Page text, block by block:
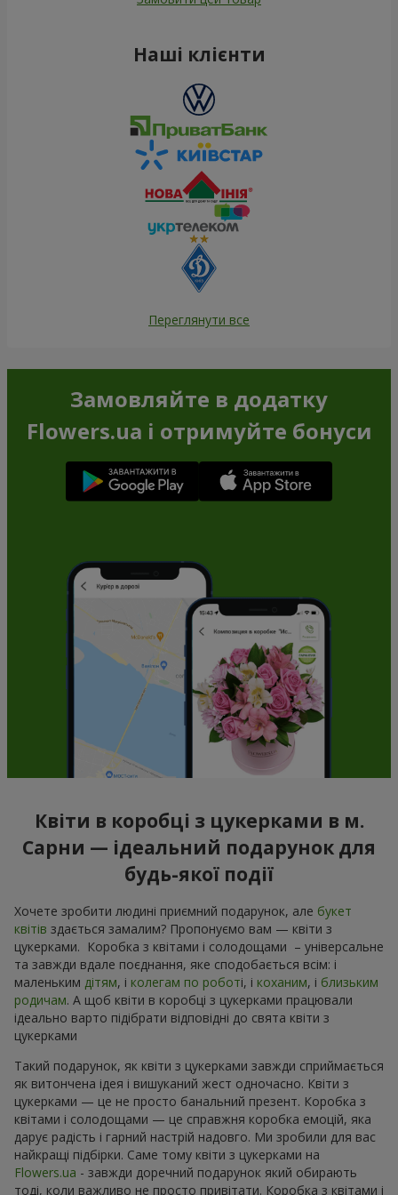
Наші клієнти
Переглянути все
Замовляйте в додатку
Flowers.ua і отримуйте бонуси
Квіти в коробці з цукерками в м.
Сарни — ідеальний подарунок для
будь-якої події
Хочете зробити людині приємний подарунок, але букет
квітів здається замалим? Пропонуємо вам — квіти з
цукерками. Коробка з квітами і солодощами – універсальне
та завжди вдале поєднання, яке сподобається всім: і
маленьким дітям, і колегам по роботі, і коханим, і близьким
родичам. А щоб квіти в коробці з цукерками працювали
ідеально варто підібрати відповідні до свята квіти з
цукерками
Такий подарунок, як квіти з цукерками завжди сприймається
як витончена ідея і вишуканий жест одночасно. Квіти з
цукерками — це не просто банальний презент. Коробка з
квітами і солодощами — це справжня коробка емоцій, яка
дарує радість і гарний настрій надовго. Ми зробили для вас
найкращі підбірки. Саме тому квіти з цукерками на
Flowers.ua - завжди доречний подарунок який обирають
тоді, коли важливо не просто привітати. Коробка з квітами і